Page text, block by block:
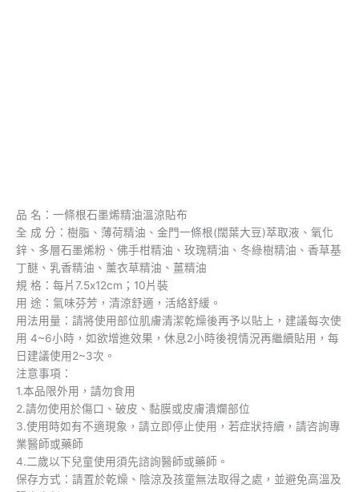
品 名：一條根石墨烯精油溫涼貼布
全 成 分：樹脂、薄荷精油、金門一條根(闊葉大豆)萃取液、氧化
鋅、多層石墨烯粉、佛手柑精油、玫瑰精油、冬綠樹精油、香草基
丁醚、乳香精油、薰衣草精油、薑精油
規 格：每片7.5x12cm；10片裝
用 途：氣味芬芳，清涼舒適，活絡舒緩。
用法用量：請將使用部位肌膚清潔乾燥後再予以貼上，建議每次使
用 4~6小時，如欲增進效果，休息2小時後視情況再繼續貼用，每
日建議使用2~3次。
注意事項：
1.本品限外用，請勿食用
2.請勿使用於傷口、破皮、黏膜或皮膚潰爛部位
3.使用時如有不適現象，請立即停止使用，若症狀持續，請咨詢專
業醫師或藥師
4.二歲以下兒童使用須先諮詢醫師或藥師。
保存方式：請置於乾燥、陰涼及孩童無法取得之處，並避免高溫及